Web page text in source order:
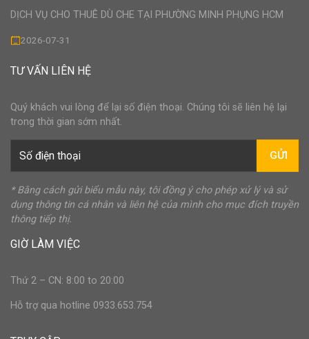
DỊCH VỤ CHO THUÊ DÙ CHE TẠI PHƯỜNG MINH PHỤNG HCM
2026-07-31
TƯ VẤN LIÊN HỆ
Quý khách vui lòng để lại số điện thoại. Chúng tôi sẽ liên hệ lại
trong thời gian sớm nhất.
GỬI
* Bằng cách gửi biểu mẫu này, tôi đồng ý cho phép xử lý và sử
dụng thông tin cá nhân và liên hệ của mình cho mục đích truyền
thông tiếp thị.
GIỜ LÀM VIỆC
Thứ 2 – CN: 8:00 to 20:00
Hỗ trợ qua hotline 0933.653.754